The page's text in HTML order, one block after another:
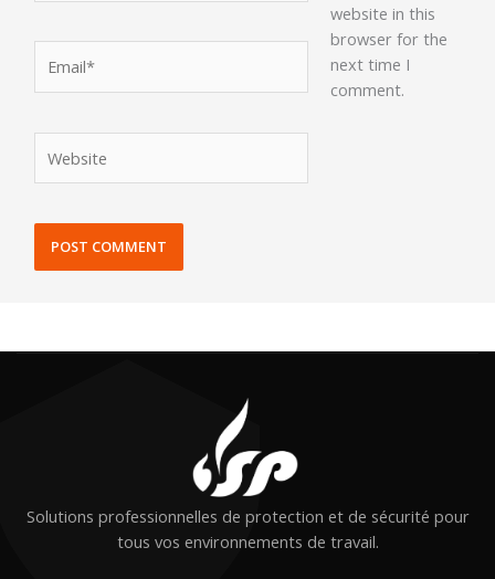
website in this
browser for the
next time I
comment.
Solutions professionnelles de protection et de sécurité pour
tous vos environnements de travail.